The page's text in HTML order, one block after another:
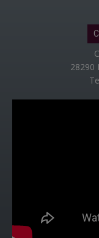
28290